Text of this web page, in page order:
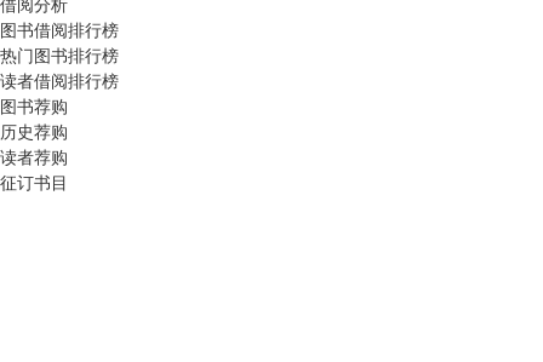
图书借阅排行榜
热门图书排行榜
读者借阅排行榜
图书荐购
历史荐购
读者荐购
征订书目